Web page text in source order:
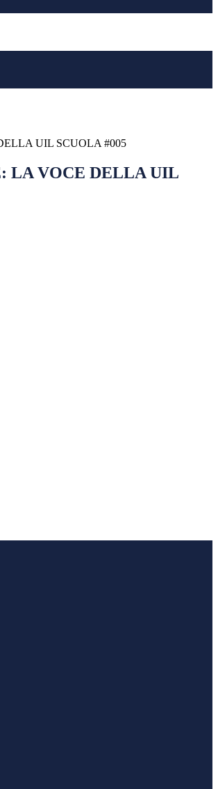
UIL SCUOLA #005
LA VOCE DELLA UIL